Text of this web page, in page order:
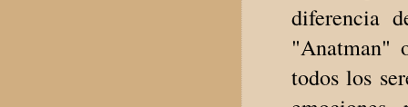
diferencia
"Anatman"
todos los